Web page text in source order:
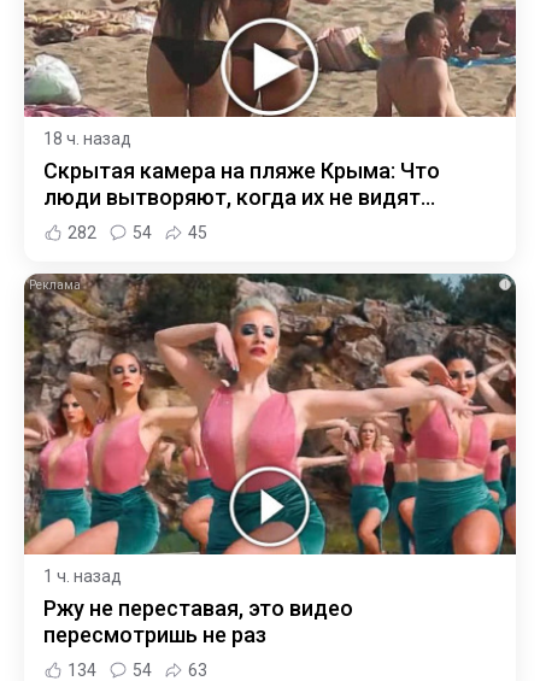
18 ч. назад
Скрытая камера на пляже Крыма: Что
люди вытворяют, когда их не видят...
282 54 45
i
1 ч. назад
Ржу не переставая, это видео
пересмотришь не раз
134 54 63